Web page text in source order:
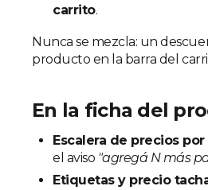
carrito.
Nunca se mezcla: un
producto en la barra del
En la ficha del
Escalera de precios
el aviso "agregá N más
Etiquetas y precio